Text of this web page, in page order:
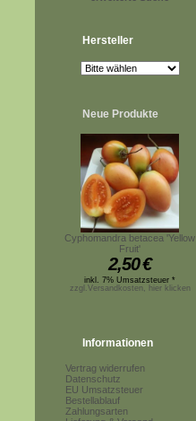
Hersteller
Neue Produkte
Cyphomandra betacea 'Yellow
Fruit'
2,50€
inkl. 7% Umsatzsteuer *
zzgl.Versandkosten, hier klicken
Informationen
Vertrag widerrufen
Datenschutz
EU Umsatzsteuer
Bestellablauf
Zahlungsarten